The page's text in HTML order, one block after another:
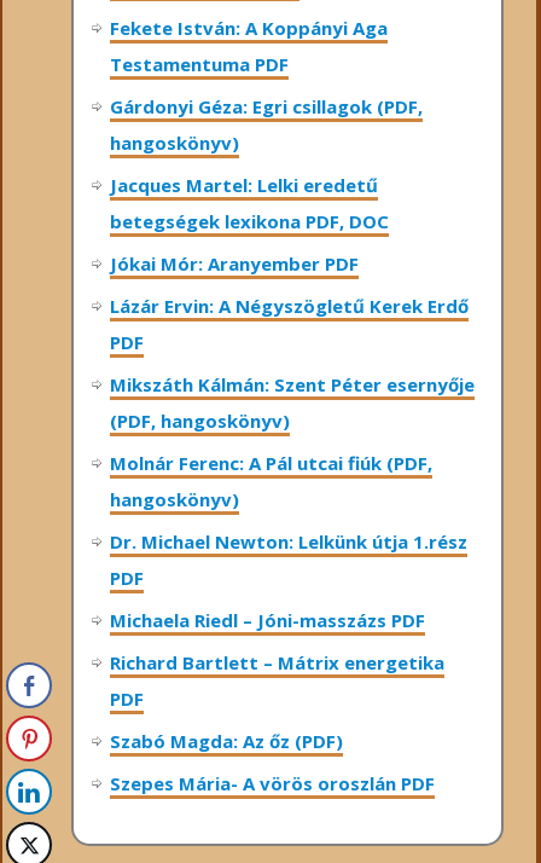
Fekete István: A Koppányi Aga
Testamentuma PDF
Gárdonyi Géza: Egri csillagok (PDF,
hangoskönyv)
Jacques Martel: Lelki eredetű
betegségek lexikona PDF, DOC
Jókai Mór: Aranyember PDF
Lázár Ervin: A Négyszögletű Kerek Erdő
PDF
Mikszáth Kálmán: Szent Péter esernyője
(PDF, hangoskönyv)
Molnár Ferenc: A Pál utcai fiúk (PDF,
hangoskönyv)
Dr. Michael Newton: Lelkünk útja 1.rész
PDF
Michaela Riedl – Jóni-masszázs PDF
Richard Bartlett – Mátrix energetika
PDF
Szabó Magda: Az őz (PDF)
Szepes Mária- A vörös oroszlán PDF